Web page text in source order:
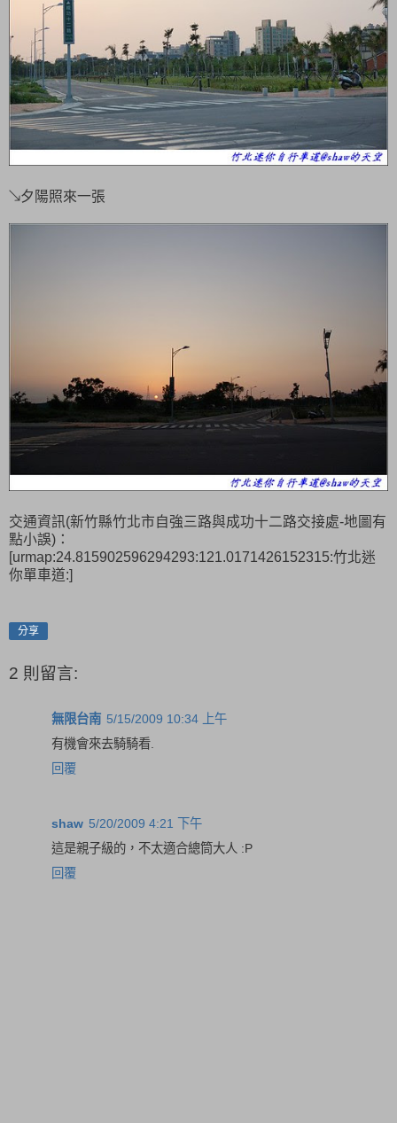
↘夕陽照來一張
交通資訊(新竹縣竹北市自強三路與成功十二路交接處-地圖有
點小誤)：
[urmap:24.815902596294293:121.0171426152315:竹北迷
你單車道:]
分享
2 則留言:
無限台南 5/15/2009 10:34 上午
有機會來去騎騎看.
回覆
shaw 5/20/2009 4:21 下午
這是親子級的，不太適合總筒大人 :P
回覆